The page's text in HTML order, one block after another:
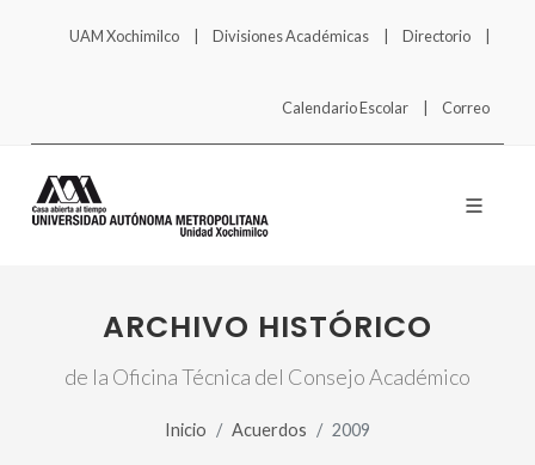
UAM Xochimilco Divisiones Académicas Directorio
Calendario Escolar Correo
ARCHIVO HISTÓRICO
de la Oficina Técnica del Consejo Académico
Inicio Acuerdos 2009